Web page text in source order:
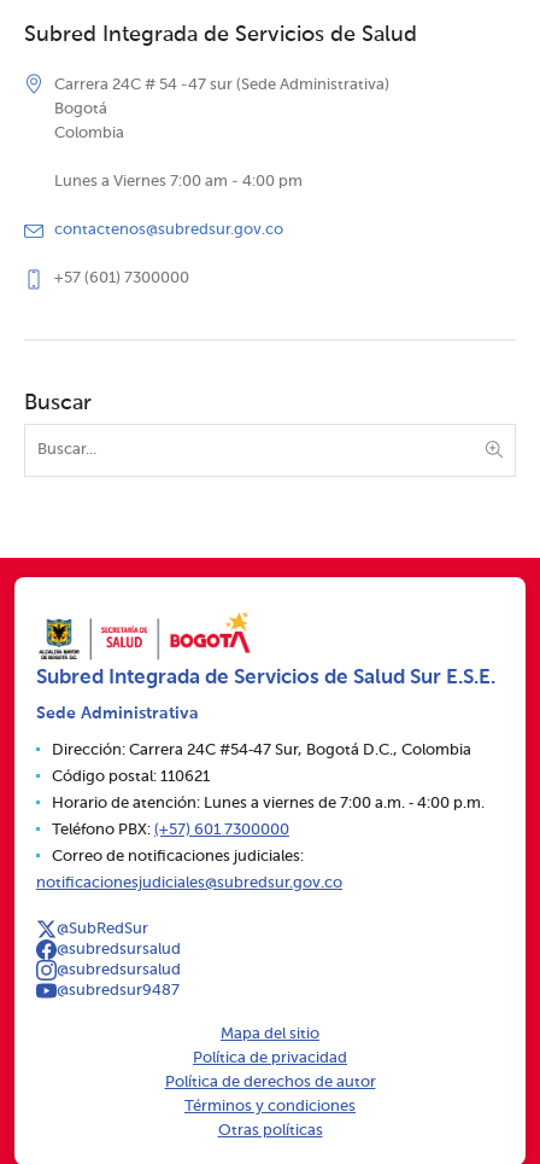
Subred Integrada de Servicios de Salud
Carrera 24C # 54 -47 sur (Sede Administrativa)
Bogotá
Colombia
Lunes a Viernes 7:00 am - 4:00 pm
contactenos@subredsur.gov.co
+57 (601) 7300000
Buscar
Subred Integrada de Servicios de Salud Sur E.S.E.
Sede Administrativa
Dirección: Carrera 24C #54‑47 Sur, Bogotá D.C., Colombia
Código postal: 110621
Horario de atención: Lunes a viernes de 7:00 a.m. ‑ 4:00 p.m.
Teléfono PBX: (+57) 601 7300000
Correo de notificaciones judiciales:
notificacionesjudiciales@subredsur.gov.co
@SubRedSur
@subredsursalud
@subredsursalud
@subredsur9487
Mapa del sitio
Política de privacidad
Política de derechos de autor
Términos y condiciones
Otras políticas